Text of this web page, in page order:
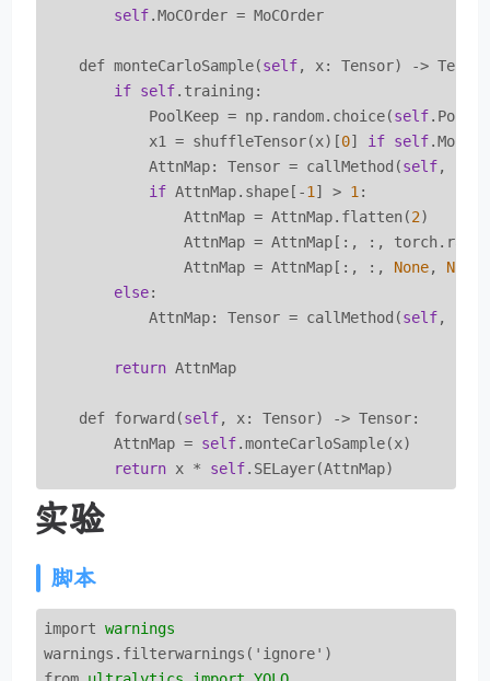
self.MoCOrder = MoCOrder
    def monteCarloSample(
self, x: Tensor) ->
if self.training:
            PoolKeep = np.random.choice(
self
            x1 = shuffleTensor(x)[
0] if self
            AttnMap: Tensor = callMethod(
self,
if AttnMap.shape[-1 ] > 1 :
                AttnMap = AttnMap.flatten(
2)
AttnMap = AttnMap[:, :,
                AttnMap = AttnMap[:, :,
None, None
else:
            AttnMap: Tensor = callMethod(
self,
return AttnMap
    def forward(
self, x: Tensor) -> Tensor:
        AttnMap =
self.monteCarloSample(x)
return x * self.SELayer(AttnMap)
实验
脚本
import warnings
warnings.filterwarnings('ignore')